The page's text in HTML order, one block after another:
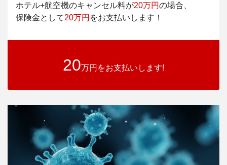
ホテル+航空機のキャンセル料が20万円の場合、
保険金として20万円 をお支払いします！
20万円をお支払いします!